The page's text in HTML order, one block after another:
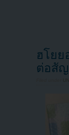
ฮโยย
ต่อสั